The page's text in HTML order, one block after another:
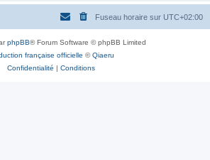
Fuseau horaire sur UTC+02:00
phpBB® Forum Software © phpBB Limited
française officielle ©Qiaeru
Confidentialité | Conditions